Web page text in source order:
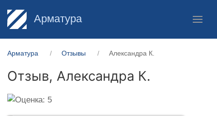
Арматура
Арматура Отзывы Александра К.
Отзыв, Александра К.